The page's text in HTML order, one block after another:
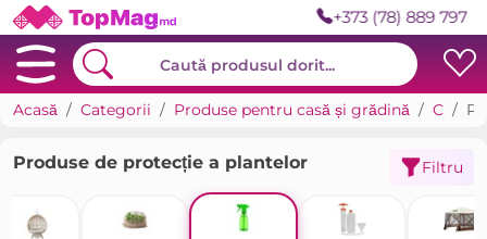
+373 (78) 889 797
Acasă Categorii Produse pentru casă și grădină Casa de tara, grădină și legumicultură Produse de protecție a plantelor
Produse de protecție a plantelor Filtru